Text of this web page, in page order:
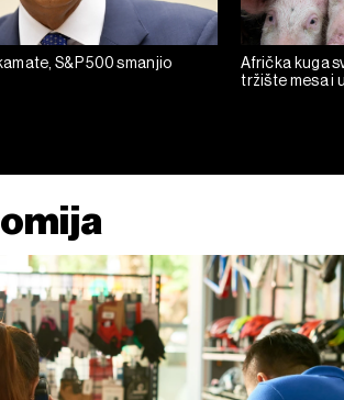
S&P 500 smanjio
Afrička kuga
tržište mesa i